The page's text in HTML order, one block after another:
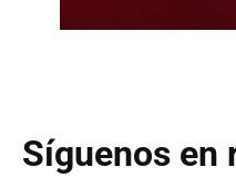
Síguenos en